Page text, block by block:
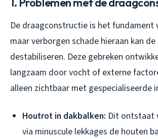
De draagconstructie is het fundament
maar verborgen schade hieraan kan
destabiliseren. Deze gebreken
langzaam door vocht of externe
alleen zichtbaar met gespecialiseerde
Houtrot in dakbalken: Dit ontstaat
via minuscule lekkages de houten